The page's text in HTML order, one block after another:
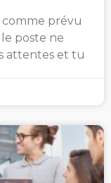
comme prévu
poste ne
attentes et tu